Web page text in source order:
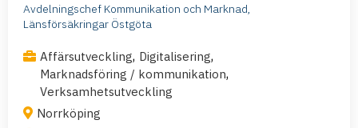
Avdelningschef Kommunikation och Marknad,
Länsförsäkringar Östgöta
Affärsutveckling, Digitalisering,
Marknadsföring / kommunikation,
Verksamhetsutveckling
Norrköping